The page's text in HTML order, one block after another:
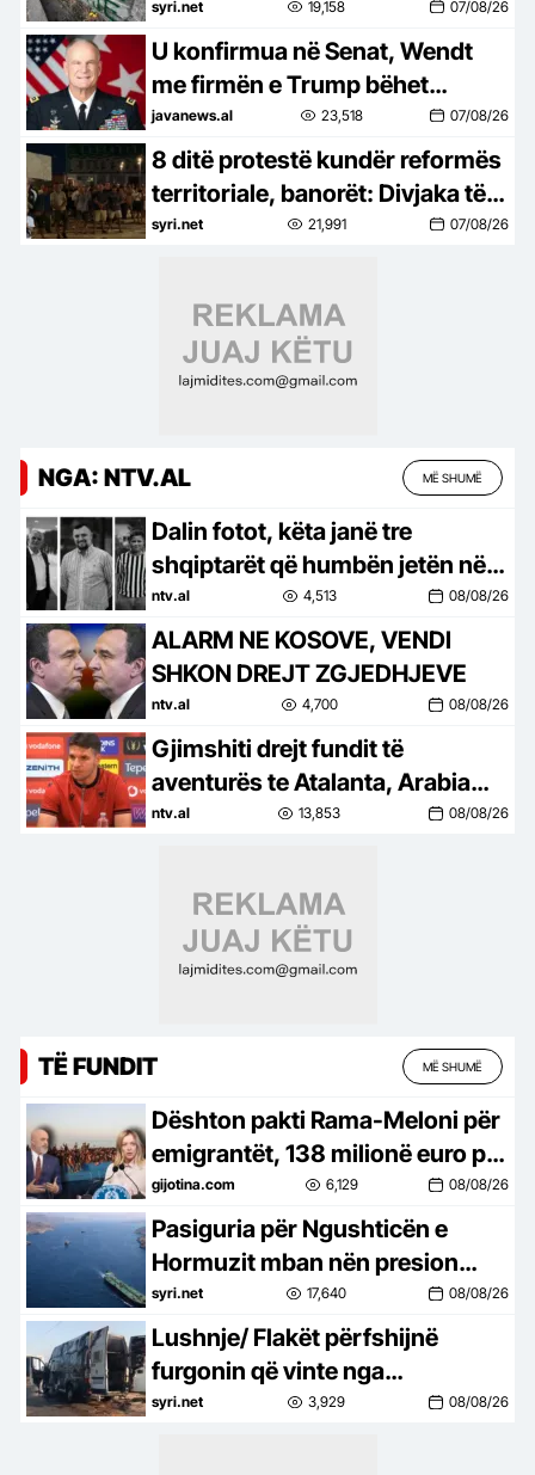
Rrogozhinë-Peqin-Elbasan,
Kavaja po pushtohet
syri.net 19,158 07/08/26
U konfirmua në Senat, Wendt
me firmën e Trump bëhet
zyrtarisht ambasador në
Shqipëri
javanews.al 23,518 07/08/26
8 ditë protestë kundër reformës
territoriale, banorët: Divjaka të
mbetet bashki, nisin peticionin
syri.net 21,991 07/08/26
NGA: NTV.AL MË SHUMË
Dalin fotot, këta janë tre
shqiptarët që humbën jetën në
aksidentin tragjik në Gjermani
ntv.al 4,513 08/08/26
ALARM NE KOSOVE, VENDI
SHKON DREJT ZGJEDHJEVE
ntv.al 4,700 08/08/26
Gjimshiti drejt fundit të
aventurës te Atalanta, Arabia
Saudite e pret me kontratë
ntv.al 13,853 08/08/26
TË FUNDIT MË SHUMË
Dështon pakti Rama-Meloni për
emigrantët, 138 milionë euro për
një qendër bosh
gijotina.com 6,129 08/08/26
Pasiguria për Ngushticën e
Hormuzit mban nën presion
tregjet
syri.net 17,640 08/08/26
Lushnje/ Flakët përfshijnë
furgonin që vinte nga
Maqedonia e Veriut, shkak
syri.net 3,929 08/08/26